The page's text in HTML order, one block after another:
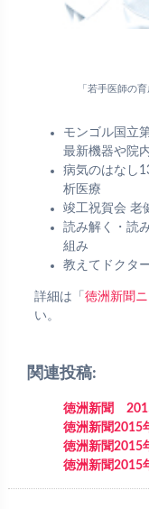
「若手医師の
モンゴル国立
最新機器や院
病気のはなし
析医療
竣工祝賀会 老
読み解く・読
組み
教えてドクタ
詳細は「 徳洲新聞
い。
関連投稿:
徳洲新聞
徳洲新聞
徳洲新聞
徳洲新聞